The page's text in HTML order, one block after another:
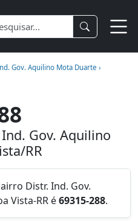
Gov. Aquilino Mota Duarte ›
Gov. Aquilino
RR
Distr. Ind. Gov.
Vista-RR é69315-288.